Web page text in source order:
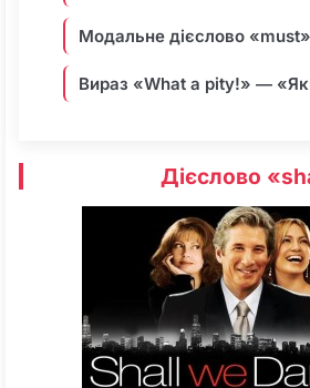
Модальне дієслово
Вираз «What a pity!» ―
Дієслово